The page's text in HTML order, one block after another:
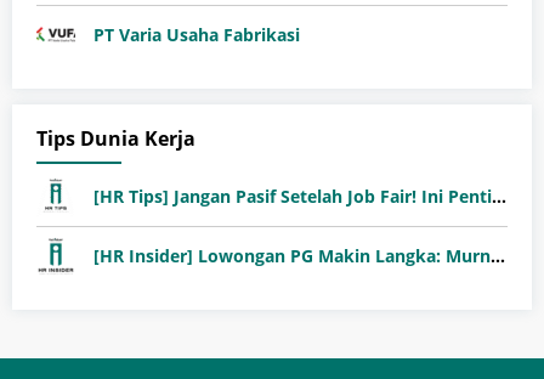
PT Varia Usaha Fabrikasi
Tips Dunia Kerja
[HR Tips] Jangan Pasif Setelah Job Fair! Ini Pentingnya Follow-Up Setelah Job Fair
[HR Insider] Lowongan PG Makin Langka: Murni Seleksi atau Jalur Orang Dalam?